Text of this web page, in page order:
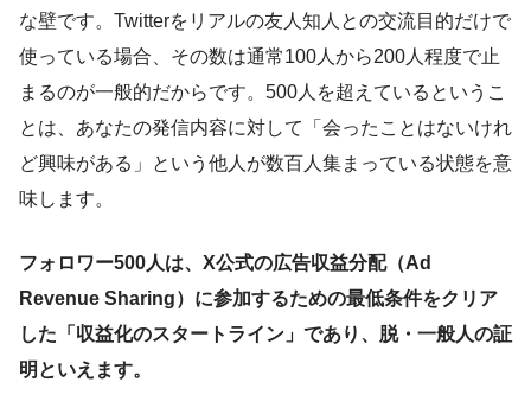
な壁です。Twitterをリアルの友人知人との交流目的だけで
使っている場合、その数は通常100人から200人程度で止
まるのが一般的だからです。500人を超えているというこ
とは、あなたの発信内容に対して「会ったことはないけれ
ど興味がある」という他人が数百人集まっている状態を意
味します。
フォロワー500人は、X公式の広告収益分配（Ad
Revenue Sharing）に参加するための最低条件をクリア
した「収益化のスタートライン」であり、脱・一般人の証
明といえます。